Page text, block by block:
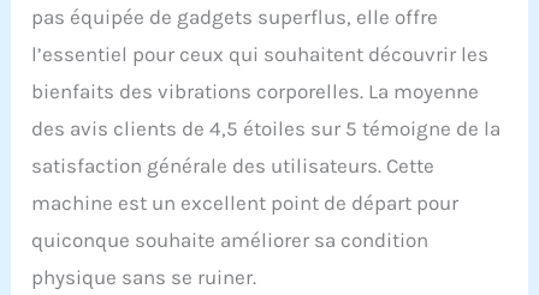
pas équipée de gadgets superflus, elle offre
l’essentiel pour ceux qui souhaitent découvrir les
bienfaits des vibrations corporelles. La moyenne
des avis clients de 4,5 étoiles sur 5 témoigne de la
satisfaction générale des utilisateurs. Cette
machine est un excellent point de départ pour
quiconque souhaite améliorer sa condition
physique sans se ruiner.